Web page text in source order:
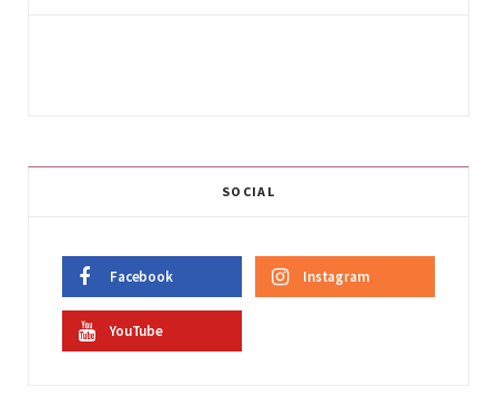
SOCIAL
Facebook Instagram
YouTube